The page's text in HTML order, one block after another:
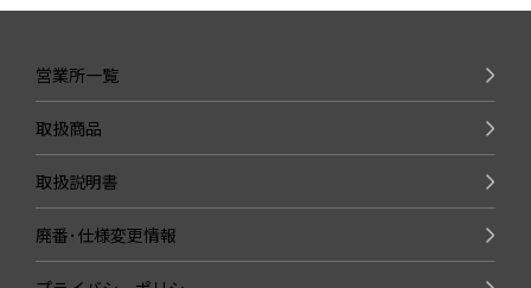
営業所一覧
取扱商品
取扱説明書
廃番･仕様変更情報